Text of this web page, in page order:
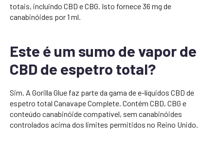
totais, incluindo CBD e CBG. Isto fornece 36 mg de
canabinóides por 1 ml.
Este é um sumo de vapor de
CBD de espetro total?
Sim. A Gorilla Glue faz parte da gama de e-líquidos CBD de
espetro total Canavape Complete. Contém CBD, CBG e
conteúdo canabinóide compatível, sem canabinóides
controlados acima dos limites permitidos no Reino Unido.